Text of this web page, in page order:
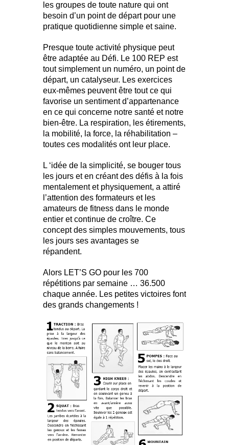
les groupes de toute nature qui ont
besoin d’un point de départ pour une
pratique quotidienne simple et saine.
Presque toute activité physique peut
être adaptée au Défi. Le 100 REP est
tout simplement un numéro, un point de
départ, un catalyseur. Les exercices
eux-mêmes peuvent être tout ce qui
favorise un sentiment d’appartenance
en ce qui concerne notre santé et notre
bien-être. La respiration, les étirements,
la mobilité, la force, la réhabilitation –
toutes ces modalités ont leur place.
L ‘idée de la simplicité, se bouger tous
les jours et en créant des défis à la fois
mentalement et physiquement, a attiré
l’attention des formateurs et les
amateurs de fitness dans le monde
entier et continue de croître. Ce
concept des simples mouvements, tous
les jours ses avantages se
Alors LET’S GO pour les 700
répétitions par semaine … 36.500
chaque année. Les petites victoires font
des grands changements !